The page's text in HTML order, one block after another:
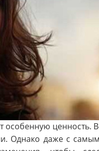
ценность.
Однако даже с